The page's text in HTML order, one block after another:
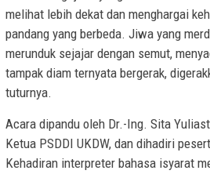
melihat lebih dekat dan menghargai
pandang yang berbeda. Jiwa yang
merunduk sejajar dengan semut,
tampak diam ternyata bergerak,
tuturnya.
Acara dipandu oleh Dr.-Ing. Sita
Ketua PSDDI UKDW, dan dihadiri
Kehadiran interpreter bahasa isyarat